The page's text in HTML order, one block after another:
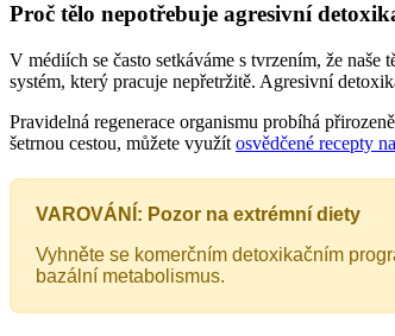
Proč tělo nepotřebuje agresivní
V médiích se často setkáváme s tvrzením, že
systém, který pracuje nepřetržitě. Agresivní
Pravidelná regenerace organismu probíhá
šetrnou cestou, můžete využít osvědčené recepty
VAROVÁNÍ: Pozor na extrémní diety
Vyhněte se komerčním detoxikačním
bazální metabolismus.